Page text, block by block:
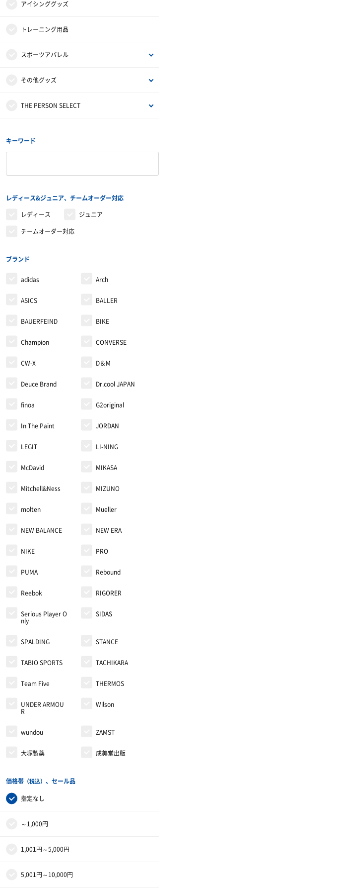
その他グッズ・アクセサリー
ドリンク
補給食
プロテイン
その他サプリメント
グッズ・アクセサリー
大腿・ふくらはぎ用サポーター
腰用サポーター
ひざ用サポーター
足首用サポーター
その他サポーター
非伸縮テープ
伸縮テープ
アンダーラップ
その他テーピンググッズ
アイシンググッズ
トレーニング用品
スポーツアパレル
半袖シャツ
長袖シャツ
ウィンドブレーカー・ピステ
レディース＆ジュニア
その他グッズ
サンダル
リストバンド・ヘアバンド
THE PERSON SELECT
エクササイズマット
キーワード
レディース&ジュニア、チームオーダー対応
レディース ジュニア
チームオーダー対応
ブランド
adidas Arch
ASICS BALLER
BAUERFEIND BIKE
Champion CONVERSE
CW-X D＆M
Deuce Brand Dr.cool JAPAN
finoa G2original
In The Paint JORDAN
LEGIT LI-NING
McDavid MIKASA
Mitchell&Ness MIZUNO
molten Mueller
NEW BALANCE NEW ERA
NIKE PRO
PUMA Rebound
Reebok RIGORER
Serious Player O
nly
SIDAS
SPALDING STANCE
TABIO SPORTS TACHIKARA
Team Five THERMOS
UNDER ARMOU
R
Wilson
wundou ZAMST
大塚製薬 成美堂出版
価格帯 （税込） 、セール品
指定なし
～1,000円
1,001円～5,000円
5,001円～10,000円